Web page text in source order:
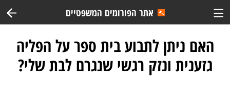
אתר הפורומים המשפטיים
האם ניתן לתבוע בית ספר על הפליה
גזענית ונזק רגשי שנגרם לבת שלי?